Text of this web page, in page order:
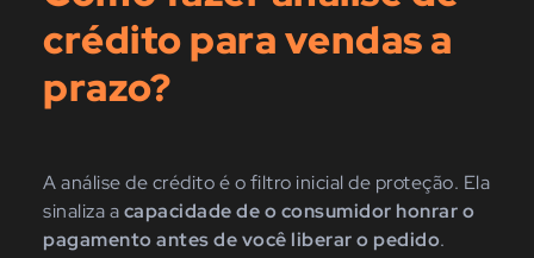
crédito para vendas a
prazo?
A análise de crédito é o filtro inicial de proteção. Ela
sinaliza acapacidade de o consumidor honrar o
pagamento antes de você liberar o pedido.